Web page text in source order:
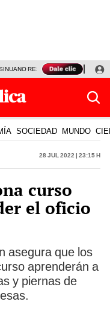
RESULTADOS HOY
SOCIEDAD MUNDO
28 Jul 2022 | 23:15 h
curso
el oficio
asegura que los
aprenderán a
y piernas de